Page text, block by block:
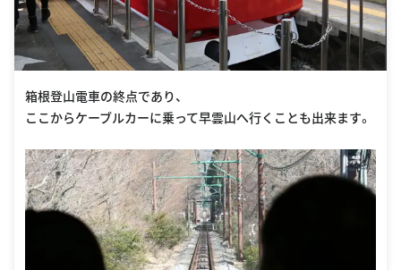
箱根登山電車の終点であり、
ここからケーブルカーに乗って早雲山へ行くことも出来ます。